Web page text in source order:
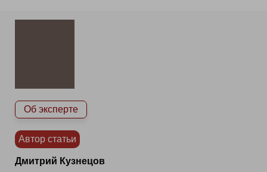
Об эксперте
Автор статьи
Дмитрий Кузнецов